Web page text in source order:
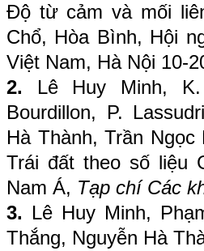
Độ từ cảm và mối
Chổ, Hòa Bình, Hội
Việt Nam, Hà Nội 10-
2. Lê Huy Minh,
Bourdillon, P.
Hà Thành, Trần
Trái đất theo số liệu
Nam Á, Tạp chí Các
3. Lê Huy Minh,
Thắng, Nguyễn Hà